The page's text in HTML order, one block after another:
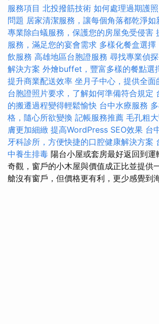
服務項目 北投撥筋技術 如何處理過期護
問題 居家清潔服務，讓每個角落都乾淨如
專業除白蟻服務，保護您的房屋免受侵害
服務，滿足您的宴會需求 多樣化餐盒選擇
飲服務 高雄地區台胞證服務 尋找專業偵
解決方案 外燴buffet，豐富多樣的餐點選
提升商業配送效率 坐月子中心，提供全面
台胞證照片要求，了解如何準備符合規定
的搬遷過程變得輕鬆愉快 台中水療服務
格，隨心所欲變換 記帳服務推薦 毛孔粗
膚更加細緻 提高WordPress SEO效果 台
牙科診所，方便快捷的口腔健康解決方案
中養生排毒 陽台小屋或套房最好返回到運
奇觀，窗戶的小木屋與價值成正比並提供
艙沒有窗戶，但價格更有利，更少感覺到